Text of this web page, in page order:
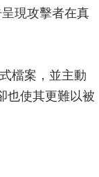
現攻擊者在真
檔案，並主動
也使其更難以被